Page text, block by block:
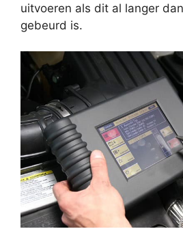
uitvoeren als dit al langer
gebeurd is.